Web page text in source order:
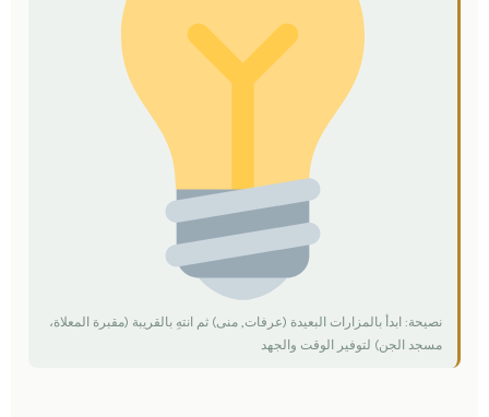
نصيحة: ابدأ بالمزارات البعيدة (عرفات, منى) ثم انتهِ بالقريبة (مقبرة المعلاة،
مسجد الجن) لتوفير الوقت والجهد